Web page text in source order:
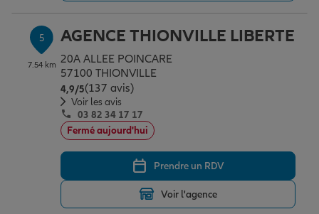
5
7.54 km
AGENCE THIONVILLE LIBERTE
20A ALLEE POINCARE
57100 THIONVILLE
4,9/5Note de 4.9 sur 5
(137 avis)
Voir les avis
03 82 34 17 17
Fermé aujourd'hui
Prendre un RDV
Voir l'agence